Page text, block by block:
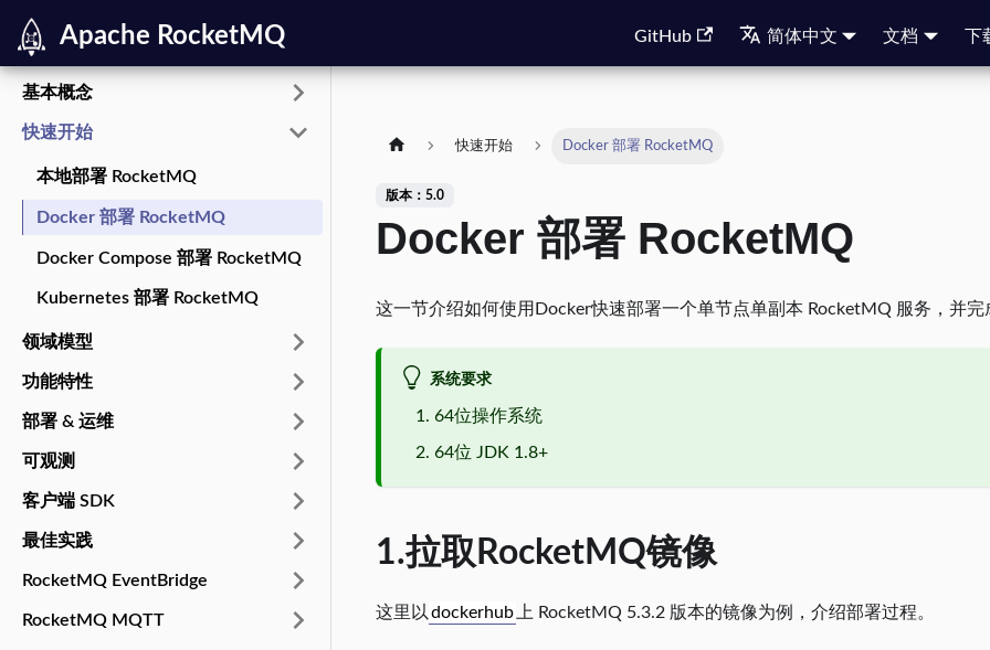
Apache RocketMQ GitHub 简体中文 文档 下
基本概念
快速开始
本地部署 RocketMQ
Docker 部署 RocketMQ
Docker Compose 部署 RocketMQ
Kubernetes 部署 RocketMQ
领域模型
功能特性
部署 & 运维
可观测
客户端 SDK
最佳实践
RocketMQ EventBridge
RocketMQ MQTT
快速开始 Docker 部署 RocketMQ
版本：5.0
Docker 部署 RocketMQ
这一节介绍如何使用Docker快速部署一个单节点单副本 RocketMQ 服务，并
系统要求
64位操作系统
64位 JDK 1.8+
1.拉取RocketMQ镜像
这里以dockerhub上 RocketMQ 5.3.2 版本的镜像为例，介绍部署过程。